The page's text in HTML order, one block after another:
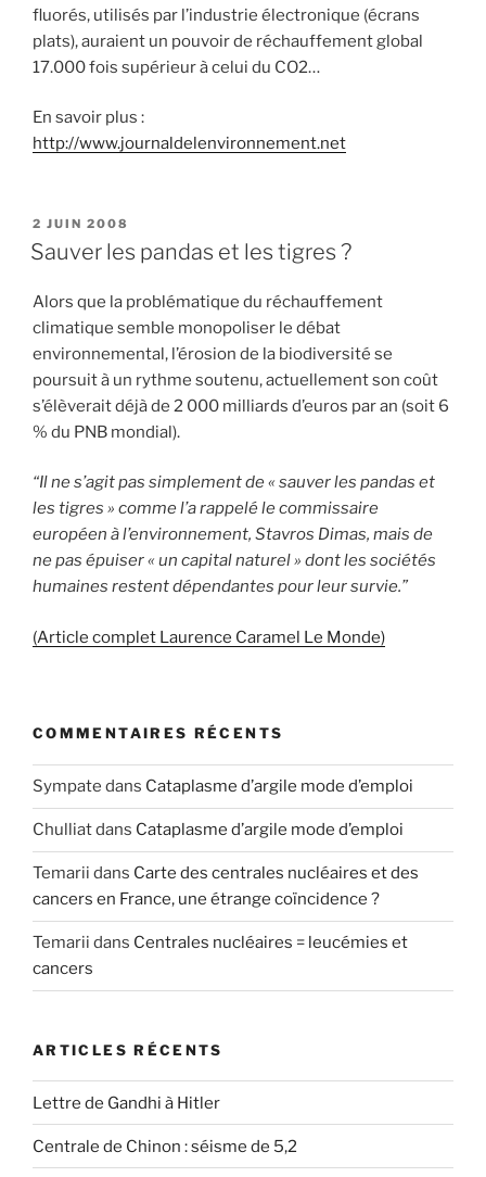
fluorés, utilisés par l’industrie électronique (écrans
plats), auraient un pouvoir de réchauffement global
17.000 fois supérieur à celui du CO2…
En savoir plus :
http://www.journaldelenvironnement.net
PUBLIÉ
LE
2 JUIN 2008
Sauver les pandas et les tigres ?
Alors que la problématique du réchauffement
climatique semble monopoliser le débat
environnemental, l’érosion de la biodiversité se
poursuit à un rythme soutenu, actuellement son coût
s’élèverait déjà de 2 000 milliards d’euros par an (soit 6
% du PNB mondial).
“Il ne s’agit pas simplement de « sauver les pandas et
les tigres » comme l’a rappelé le commissaire
européen à l’environnement, Stavros Dimas, mais de
ne pas épuiser « un capital naturel » dont les sociétés
humaines restent dépendantes pour leur survie.”
(Article complet Laurence Caramel Le Monde)
COMMENTAIRES RÉCENTS
Sympate dans Cataplasme d’argile mode d’emploi
Chulliatdans Cataplasme d’argile mode d’emploi
Temarii dans Carte des centrales nucléaires et des
cancers en France, une étrange coïncidence ?
Temarii dans Centrales nucléaires = leucémies et
cancers
ARTICLES RÉCENTS
Lettre de Gandhi à Hitler
Centrale de Chinon : séisme de 5,2